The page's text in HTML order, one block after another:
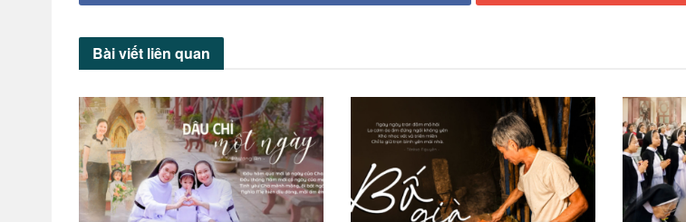
Bài viết liên quan